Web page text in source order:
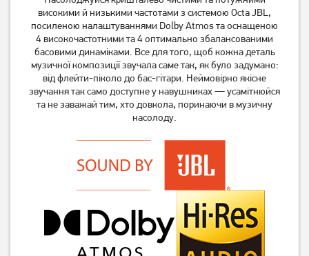
(SM-X135FZAE) UA UCRF
13 209грн
10 939грн
(SM-X130NZAE) UA UCRF
10 989грн
8 999грн
Tab A11+ WiFi 8/256GB Gray
(SM-X230NZAP) (no
Adapter) UA UCRF
грн
Планшет Samsung Galaxy
Tab A11+ WiFi 6/128GB Gray
(SM-X230NZAR) (no
Adapter) UA UCRF
12 899 грн
10 689грн
високими й низькими частотами з системою Octa JBL,
посиленою налаштуваннями Dolby Atmos та оснащеною
4 високочастотними та 4 оптимально збалансованими
басовими динаміками. Все для того, щоб кожна деталь
музичної композиції звучала саме так, як було задумано:
від флейти-піколо до бас-гітари. Неймовірно якісне
звучання так само доступне у навушниках — усамітнюйся
та не заважай тим, хто довкола, поринаючи в музичну
насолоду.